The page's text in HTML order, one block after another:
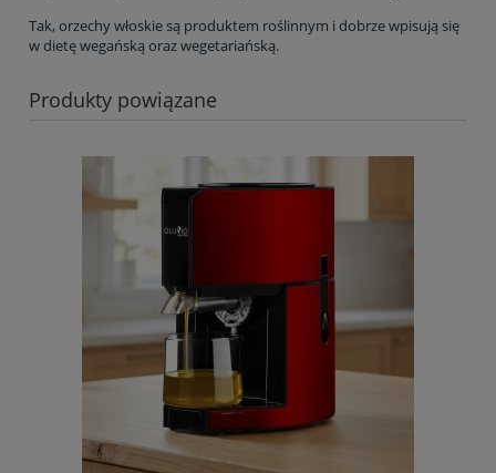
Produkty powiązane
Tak, orzechy włoskie są produktem roślinnym i dobrze wpisują się
w dietę wegańską oraz wegetariańską.